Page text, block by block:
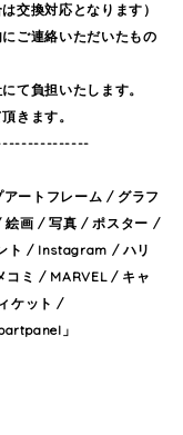
交換対応となります）
ご連絡いただいたもの
て負担いたします。
きます。
ートフレーム / グラフ
絵画 / 写真 / ポスター /
ト / Instagram / ハリ
コミ / MARVEL / キャ
ケット /
」